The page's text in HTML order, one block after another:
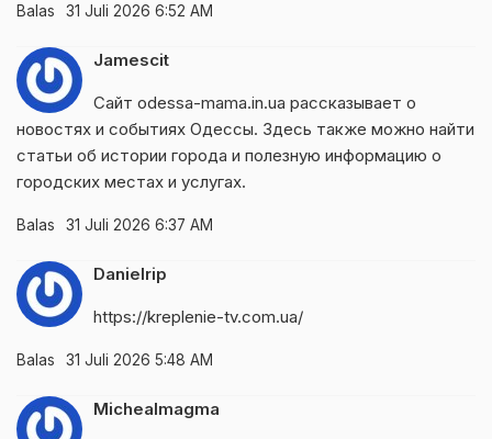
Balas 31 Juli 2026 6:52 AM
Jamescit
Сайт odessa-mama.in.ua рассказывает о
новостях и событиях Одессы. Здесь также можно найти
статьи об истории города и полезную информацию о
городских местах и услугах.
Balas 31 Juli 2026 6:37 AM
Danielrip
https://kreplenie-tv.com.ua/
Balas 31 Juli 2026 5:48 AM
Michealmagma